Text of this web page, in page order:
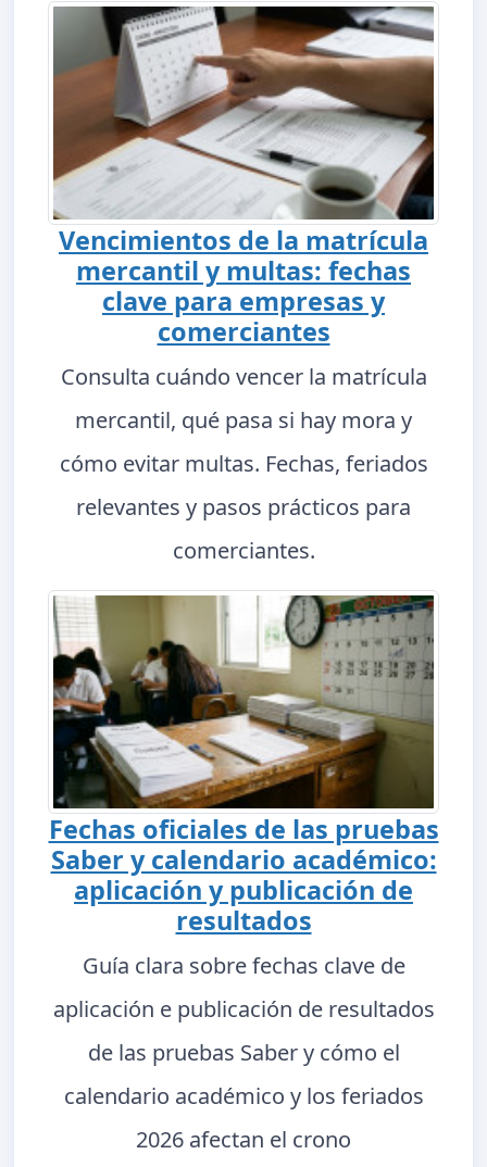
Vencimientos de la matrícula
mercantil y multas: fechas
clave para empresas y
comerciantes
Consulta cuándo vencer la matrícula
mercantil, qué pasa si hay mora y
cómo evitar multas. Fechas, feriados
relevantes y pasos prácticos para
comerciantes.
Fechas oficiales de las pruebas
Saber y calendario académico:
aplicación y publicación de
resultados
Guía clara sobre fechas clave de
aplicación e publicación de resultados
de las pruebas Saber y cómo el
calendario académico y los feriados
2026 afectan el crono